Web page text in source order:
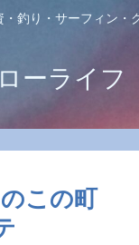
釣り・サーフィン・
ーライフ
この町